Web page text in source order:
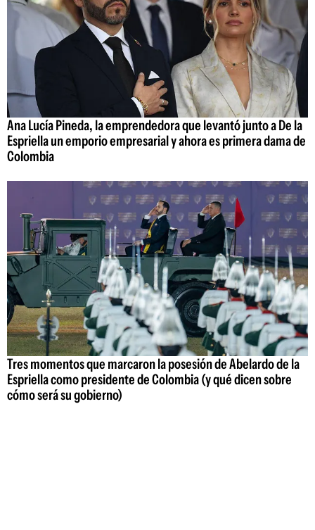
Ana Lucía Pineda, la emprendedora que levantó junto a De la
Espriella un emporio empresarial y ahora es primera dama de
Colombia
Tres momentos que marcaron la posesión de Abelardo de la
Espriella como presidente de Colombia (y qué dicen sobre
cómo será su gobierno)